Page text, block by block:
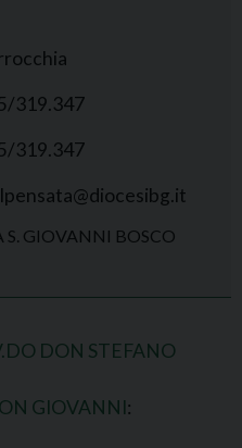
319.347
319.347
S. GIOVANNI BOSCO
DON STEFANO
GIOVANNI: